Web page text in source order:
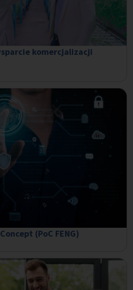
komercjalizacji
(PoC FENG)